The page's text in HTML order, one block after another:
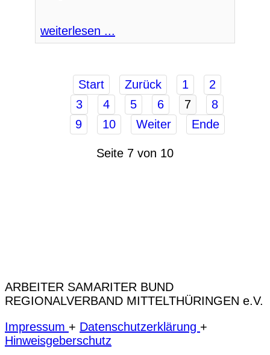
weiterlesen ...
Start Zurück 1
2
3
4 5 6 7
8
9
10 Weiter Ende
Seite 7 von 10
ARBEITER SAMARITER BUND
REGIONALVERBAND MITTELTHÜRINGEN e.V.
Impressum + Datenschutzerklärung +
Hinweisgeberschutz